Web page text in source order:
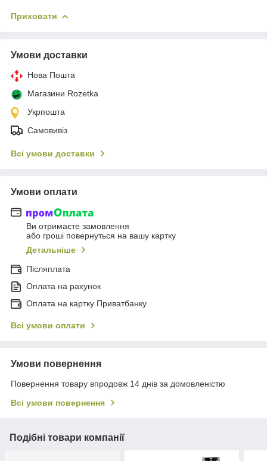
Приховати
Умови доставки
Нова Пошта
Магазини Rozetka
Укрпошта
Самовивіз
Всі умови доставки
Умови оплати
Ви отримаєте замовлення
або гроші повернуться на вашу картку
Детальніше
Післяплата
Оплата на рахунок
Оплата на картку Приватбанку
Всі умови оплати
Умови повернення
Повернення товару впродовж 14 днів за домовленістю
Всі умови повернення
Подібні товари компанії